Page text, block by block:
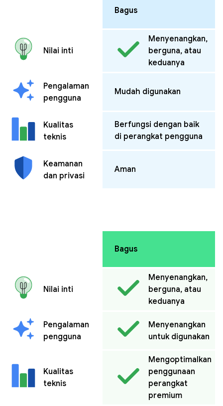
Bagus
Nilai inti
Menyenangkan,
berguna, atau
keduanya
Pengalaman
pengguna
Mudah digunakan
Kualitas
teknis
Berfungsi dengan baik
di perangkat pengguna
Keamanan
dan privasi
Aman
Bagus
Nilai inti
Menyenangkan,
berguna, atau
keduanya
Pengalaman
pengguna
Menyenangkan
untuk digunakan
Kualitas
teknis
Mengoptimalkan
penggunaan
perangkat
premium